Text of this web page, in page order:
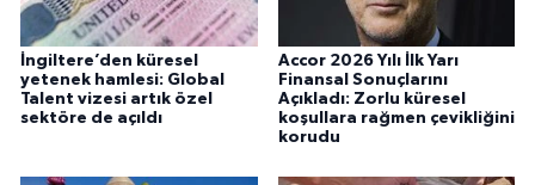
İngiltere’den küresel
yetenek hamlesi: Global
Talent vizesi artık özel
sektöre de açıldı
Accor 2026 Yılı İlk Yarı
Finansal Sonuçlarını
Açıkladı: Zorlu küresel
koşullara rağmen çevikliğini
korudu